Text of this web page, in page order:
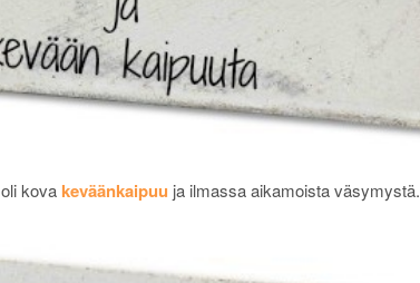
oli kova keväänkaipuu ja ilmassa aikamoista väsymystä.